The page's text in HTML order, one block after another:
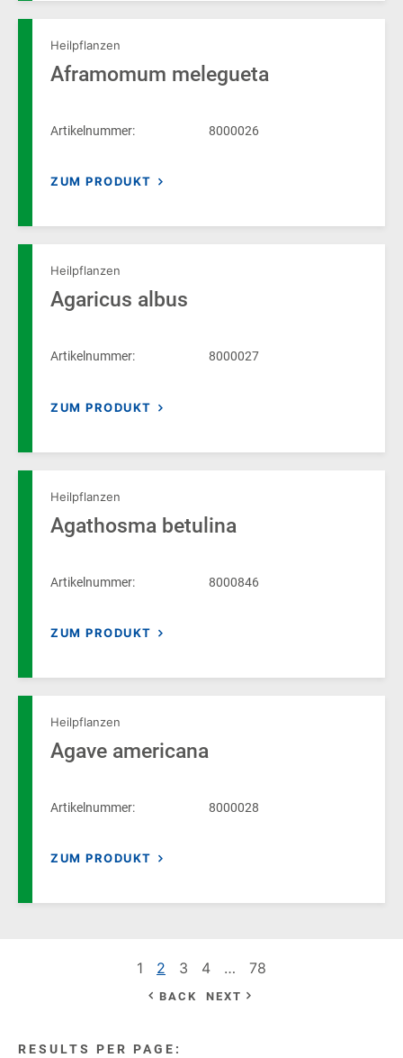
Heilpflanzen
Aframomum melegueta
Artikelnummer: 8000026
ZUM PRODUKT
Heilpflanzen
Agaricus albus
Artikelnummer: 8000027
ZUM PRODUKT
Heilpflanzen
Agathosma betulina
Artikelnummer: 8000846
ZUM PRODUKT
Heilpflanzen
Agave americana
Artikelnummer: 8000028
ZUM PRODUKT
BACK
1 2 3 4 … 78
NEXT
RESULTS PER PAGE: